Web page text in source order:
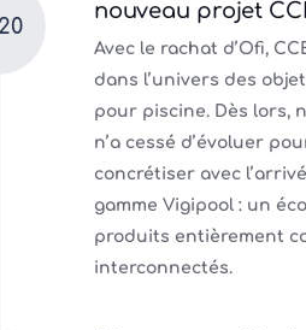
nouveau projet
Avec le rachat d’Ofi,
dans l’univers des
pour piscine. Dès lors,
n’a cessé d’évoluer
concrétiser avec
gamme Vigipool : un
produits entièrement
interconnectés.